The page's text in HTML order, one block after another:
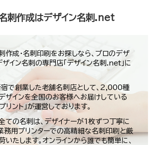
刺作成はデザイン名刺.net
作成・名刺印刷をお探しなら、プロのデザ
イン名刺の専門店「デザイン名刺.net」に
で創業した老舗名刺店として、2,000種
ザインを全国のお客様へお届けしている
リント」が運営しております。
ての名刺は、デザイナーが1枚ずつ丁寧に
業務用プリンターでの高精細な名刺印刷と厳
たします。オンラインから誰でも簡単に、